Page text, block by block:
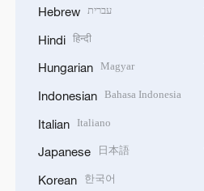
Hebrew עברית
Hindi हिन्दी
Hungarian Magyar
Indonesian Bahasa Indonesia
Italian Italiano
Japanese 日本語
Korean 한국어